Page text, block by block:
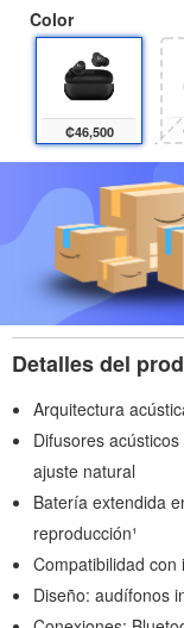
Color
₡46,500
Detalles del
Arquitectura
Difusores
ajuste natural
Batería extendida
reproducción¹
Compatibilidad con
Diseño: audífonos